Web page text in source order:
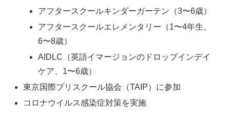
アフタースクールキンダーガーテン（3〜6歳）
アフタースクールエレメンタリー（1〜4年生、
6〜8歳）
AIDLC（英語イマージョンのドロップインデイ
ケア、1〜6歳）
東京国際プリスクール協会（TAIP）に参加
コロナウイルス感染症対策を実施